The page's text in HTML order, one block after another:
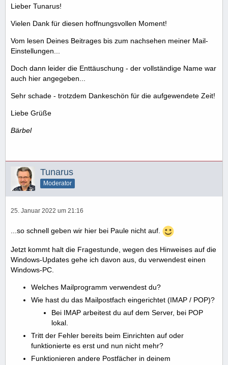
Lieber Tunarus!
Vielen Dank für diesen hoffnungsvollen Moment!
Vom lesen Deines Beitrages bis zum nachsehen meiner Mail-
Einstellungen...
Doch dann leider die Enttäuschung - der vollständige Name war
auch hier angegeben...
Sehr schade - trotzdem Dankeschön für die aufgewendete Zeit!
Liebe Grüße
Bärbel
Tunarus
Moderator
25. Januar 2022 um 21:16
...so schnell geben wir hier bei Paule nicht auf.
Jetzt kommt halt die Fragestunde, wegen des Hinweises auf die
Windows-Updates gehe ich davon aus, du verwendest einen
Windows-PC.
Welches Mailprogramm verwendest du?
Wie hast du das Mailpostfach eingerichtet (IMAP / POP)?
Bei IMAP arbeitest du auf dem Server, bei POP
lokal.
Tritt der Fehler bereits beim Einrichten auf oder
funktionierte es erst und nun nicht mehr?
Funktionieren andere Postfächer in deinem